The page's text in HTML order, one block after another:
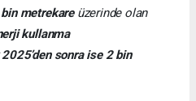
bin metrekare üzerinde olan
kullanma
2025’den sonra ise 2 bin